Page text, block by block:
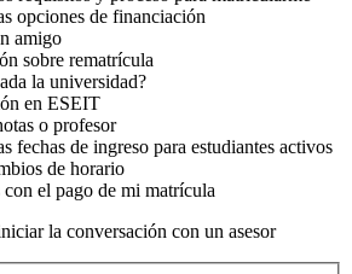
opciones de financiación
amigo
sobre rematrícula
la universidad?
en ESEIT
o profesor
fechas de ingreso para estudiantes activos
de horario
el pago de mi matrícula
la conversación con un asesor